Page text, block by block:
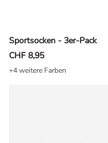
Sportsocken - 3er-Pack
CHF 8,95
+4 weitere Farben